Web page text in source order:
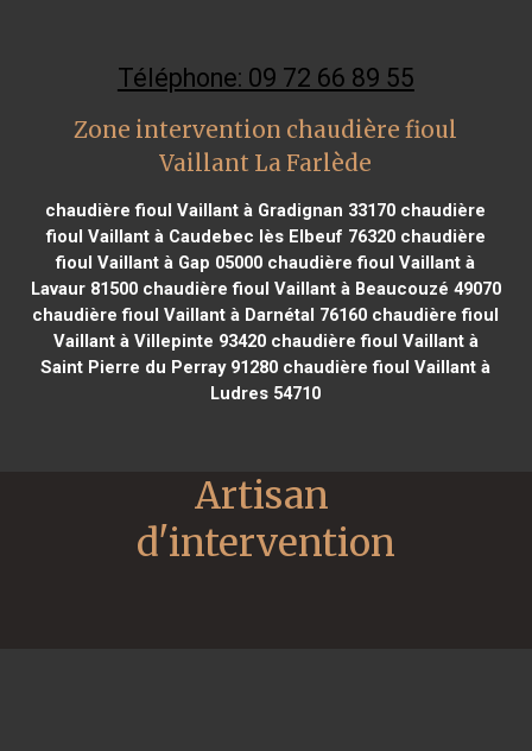
Téléphone: 09 72 66 89 55
Zone intervention chaudière fioul
Vaillant La Farlède
chaudière fioul Vaillant à Gradignan 33170 chaudière
fioul Vaillant à Caudebec lès Elbeuf 76320chaudière
fioul Vaillant à Gap 05000 chaudière fioul Vaillant à
Lavaur 81500chaudière fioul Vaillant à Beaucouzé 49070
chaudière fioul Vaillant à Darnétal 76160 chaudière fioul
Vaillant à Villepinte 93420chaudière fioul Vaillant à
Saint Pierre du Perray 91280 chaudière fioul Vaillant à
Ludres 54710
Artisan
d'intervention